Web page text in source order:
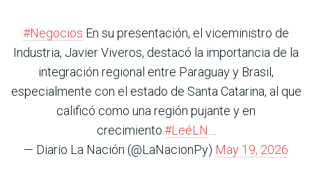
#Negocios En su presentación, el viceministro de
Industria, Javier Viveros, destacó la importancia de la
integración regional entre Paraguay y Brasil,
especialmente con el estado de Santa Catarina, al que
calificó como una región pujante y en
crecimiento.#LeéLN
— Diario La Nación (@LaNacionPy) May 19, 2026